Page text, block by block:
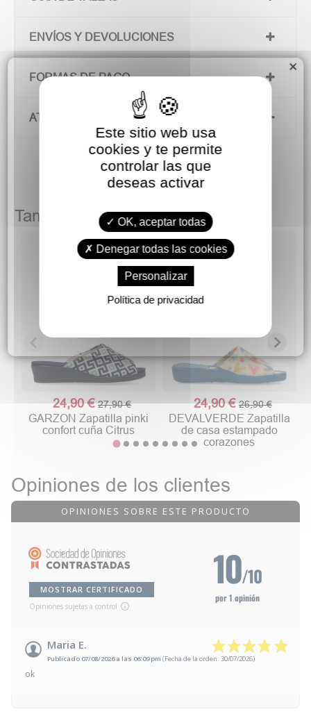
ENVÍOS Y DEVOLUCIONES
FORMAS DE PAGO
ATENCIÓN AL CLIENTE
También podría gustarte
24,90 €27,90 €
GARZON Zapatilla pinki
confort cuña Citrus
24,90 €26,90 €
DEVALVERDE Zapatilla
de casa estampado
corazones
Opiniones de los clientes
OPINIONES SOBRE ESTE PRODUCTO
MOSTRAR CERTIFICADO
Opiniones sujetas a control
10/10
por 1 opinión
Maria E.
Publicado 07/08/2026 a las 06:09 pm (Fecha de la orden: 30/07/2026)
ok
×
Este sitio web usa
cookies y te permite
controlar las que
deseas activar
OK, aceptar todas
Denegar todas las cookies
Personalizar
Política de privacidad